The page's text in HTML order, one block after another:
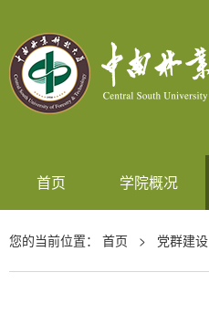
首页 学院概况
您的当前位置： 首页 > 党群建设